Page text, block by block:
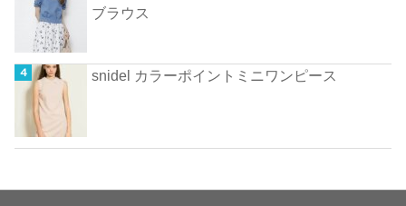
ブラウス
snidel カラーポイントミニワンピース